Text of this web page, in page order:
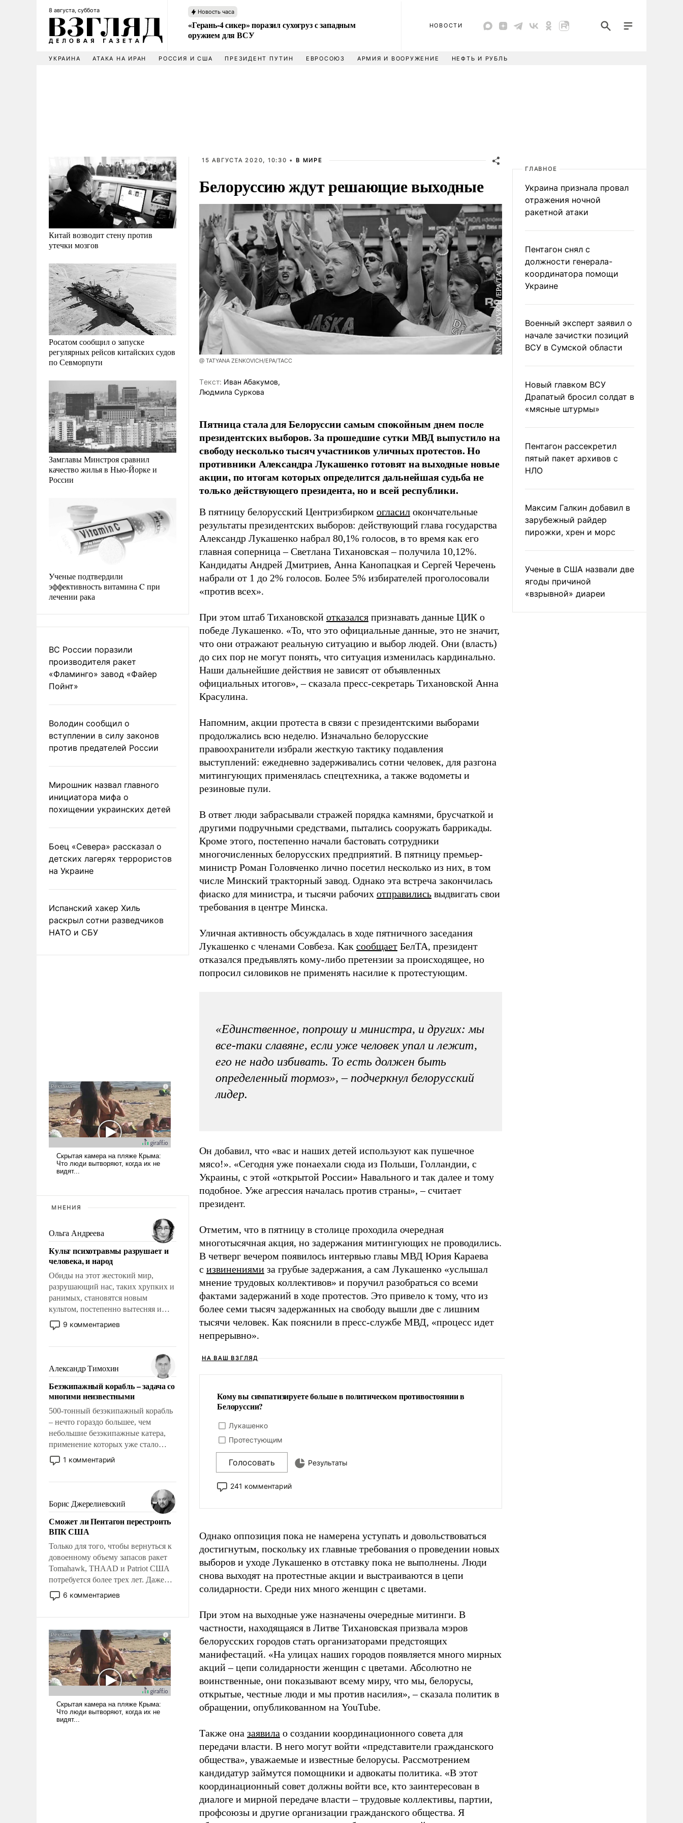
8 августа, суббота Новость часа
«Герань-4 сикер» поразил сухогруз с западным
оружием для ВСУ
НОВОСТИ
УКРАИНА АТАКА НА ИРАН РОССИЯ И США ПРЕЗИДЕНТ ПУТИН ЕВРОСОЮЗ АРМИЯ И ВООРУЖЕНИЕ НЕФТЬ И РУБЛЬ
Китай возводит стену против
утечки мозгов
Росатом сообщил о запуске
регулярных рейсов китайских судов
по Севморпути
Замглавы Минстроя сравнил
качество жилья в Нью-Йорке и
России
Ученые подтвердили
эффективность витамина C при
лечении рака
ВС России поразили
производителя ракет
«Фламинго» завод «Файер
Пойнт»
Володин сообщил о
вступлении в силу законов
против предателей России
Мирошник назвал главного
инициатора мифа о
похищении украинских детей
Боец «Севера» рассказал о
детских лагерях террористов
на Украине
Испанский хакер Хиль
раскрыл сотни разведчиков
НАТО и СБУ
МНЕНИЯ
Ольга Андреева
Культ психотравмы разрушает и
человека, и народ
Обиды на этот жестокий мир,
разрушающий нас, таких хрупких и
ранимых, становятся новым
культом, постепенно вытесняя и
отменяя традиционное требование к
человеку – быть мужественным и
на себя ответственность, помогать
слабым, идти вперед и
адаптироваться.
9 комментариев
Александр Тимохин
Безэкипажный корабль – задача со
многими неизвестными
500-тонный безэкипажный корабль
– нечто гораздо большее, чем
небольшие безэкипажные катера,
применение которых уже стало
обыденностью. Задача по созданию
такого корабля очень сложна и
реализация радикально поднимет
наши боевые возможности.
1 комментарий
Борис Джерелиевский
Сможет ли Пентагон перестроить
ВПК США
Только для того, чтобы вернуться к
довоенному объему запасов ракет
Tomahawk, THAAD и Patriot США
потребуется более трех лет. Даже
небольшая война с Ираном
опустошила американские
уязвимости США, например, перед
Китаем.
6 комментариев
15 АВГУСТА 2020, 10:30 • В МИРЕ
Белоруссию ждут решающие выходные
@ TATYANA ZENKOVICH/ЕРА/ТАСС
Tекст: Иван Абакумов,
Людмила Суркова
Пятница стала для Белоруссии самым спокойным днем после
президентских выборов. За прошедшие сутки МВД выпустило на
свободу несколько тысяч участников уличных протестов. Но
противники Александра Лукашенко готовят на выходные новые
акции, по итогам которых определится дальнейшая судьба не
только действующего президента, но и всей республики.
В пятницу белорусский Центризбирком огласил окончательные
результаты президентских выборов: действующий глава государства
Александр Лукашенко набрал 80,1% голосов, в то время как его
главная соперница – Светлана Тихановская – получила 10,12%.
Кандидаты Андрей Дмитриев, Анна Канопацкая и Сергей Черечень
набрали от 1 до 2% голосов. Более 5% избирателей проголосовали
«против всех».
При этом штаб Тихановской отказался признавать данные ЦИК о
победе Лукашенко. «То, что это официальные данные, это не значит,
что они отражают реальную ситуацию и выбор людей. Они (власть)
до сих пор не могут понять, что ситуация изменилась кардинально.
Наши дальнейшие действия не зависят от объявленных
официальных итогов», – сказала пресс-секретарь Тихановской Анна
Красулина.
Напомним, акции протеста в связи с президентскими выборами
продолжались всю неделю. Изначально белорусские
правоохранители избрали жесткую тактику подавления
выступлений: ежедневно задерживались сотни человек, для разгона
митингующих применялась спецтехника, а также водометы и
резиновые пули.
В ответ люди забрасывали стражей порядка камнями, брусчаткой и
другими подручными средствами, пытались сооружать баррикады.
Кроме этого, постепенно начали бастовать сотрудники
многочисленных белорусских предприятий. В пятницу премьер-
министр Роман Головченко лично посетил несколько из них, в том
числе Минский тракторный завод. Однако эта встреча закончилась
фиаско для министра, и тысячи рабочих отправились выдвигать свои
требования в центре Минска.
Уличная активность обсуждалась в ходе пятничного заседания
Лукашенко с членами Совбеза. Как сообщает БелТА, президент
отказался предъявлять кому-либо претензии за происходящее, но
попросил силовиков не применять насилие к протестующим.
«Единственное, попрошу и министра, и других: мы
все-таки славяне, если уже человек упал и лежит,
его не надо избивать. То есть должен быть
определенный тормоз», – подчеркнул белорусский
лидер.
Он добавил, что «вас и наших детей используют как пушечное
мясо!». «Сегодня уже понаехали сюда из Польши, Голландии, с
Украины, с этой «открытой России» Навального и так далее и тому
подобное. Уже агрессия началась против страны», – считает
президент.
Отметим, что в пятницу в столице проходила очередная
многотысячная акция, но задержания митингующих не проводились.
В четверг вечером появилось интервью главы МВД Юрия Караева
с извинениями за грубые задержания, а сам Лукашенко «услышал
мнение трудовых коллективов» и поручил разобраться со всеми
фактами задержаний в ходе протестов. Это привело к тому, что из
более семи тысяч задержанных на свободу вышли две с лишним
тысячи человек. Как пояснили в пресс-службе МВД, «процесс идет
непрерывно».
НА ВАШ ВЗГЛЯД
Кому вы симпатизируете больше в политическом противостоянии в
Белоруссии?
Лукашенко
Протестующим
Голосовать Результаты
241 комментарий
Однако оппозиция пока не намерена уступать и довольствоваться
достигнутым, поскольку их главные требования о проведении новых
выборов и уходе Лукашенко в отставку пока не выполнены. Люди
снова выходят на протестные акции и выстраиваются в цепи
солидарности. Среди них много женщин с цветами.
При этом на выходные уже назначены очередные митинги. В
частности, находящаяся в Литве Тихановская призвала мэров
белорусских городов стать организаторами предстоящих
манифестаций. «На улицах наших городов появляется много мирных
акций – цепи солидарности женщин с цветами. Абсолютно не
воинственные, они показывают всему миру, что мы, белорусы,
открытые, честные люди и мы против насилия», – сказала политик в
обращении, опубликованном на YouTube.
Также она заявила о создании координационного совета для
передачи власти. В него могут войти «представители гражданского
общества», уважаемые и известные белорусы. Рассмотрением
кандидатур займутся помощники и адвокаты политика. «В этот
координационный совет должны войти все, кто заинтересован в
диалоге и мирной передаче власти – трудовые коллективы, партии,
профсоюзы и другие организации гражданского общества. Я
ГЛАВНОЕ
Украина признала провал
отражения ночной
ракетной атаки
Пентагон снял с
должности генерала-
координатора помощи
Украине
Военный эксперт заявил о
начале зачистки позиций
ВСУ в Сумской области
Новый главком ВСУ
Драпатый бросил солдат в
«мясные штурмы»
Пентагон рассекретил
пятый пакет архивов с
НЛО
Максим Галкин добавил в
зарубежный райдер
пирожки, хрен и морс
Ученые в США назвали две
ягоды причиной
«взрывной» диареи